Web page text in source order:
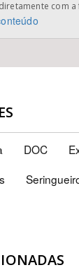
com a
DOC